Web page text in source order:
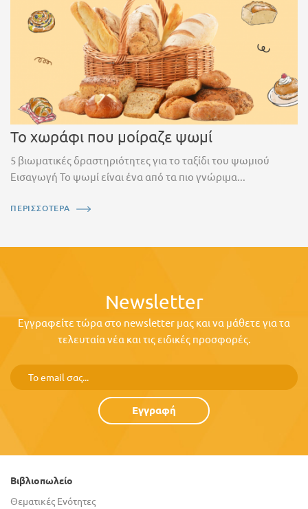
Το χωράφι που μοίραζε ψωμί
5 βιωματικές δραστηριότητες για το ταξίδι του ψωμιού
Εισαγωγή Το ψωμί είναι ένα από τα πιο γνώριμα...
ΠΕΡΙΣΣΟΤΕΡΑ
Newsletter
Εγγραφείτε τώρα στο newsletter μας και να μάθετε για τα
τελευταία νέα και τις ειδικές προσφορές.
Εγγραφή
Βιβλιοπωλείο
Θεματικές Ενότητες